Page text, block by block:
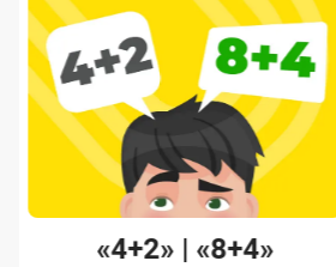
«4+2» | «8+4»